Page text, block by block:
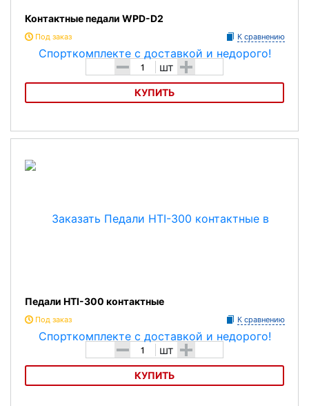
Контактные педали WPD-D2
Под заказ К сравнению
- шт +
КУПИТЬ
Контактные педали WPD-D2
Педали HTI-300 контактные
Под заказ К сравнению
- шт +
КУПИТЬ